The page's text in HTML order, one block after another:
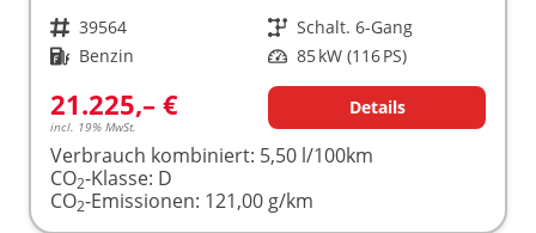
Fahrzeugnr. 39564 Getriebe Schalt. 6-Gang
Kraftstoff Benzin Leistung 85 kW (116 PS)
21.225,– €
incl. 19% MwSt.
Details
Verbrauch kombiniert: 5,50 l/100km
CO2-Klasse: D
CO2-Emissionen: 121,00 g/km